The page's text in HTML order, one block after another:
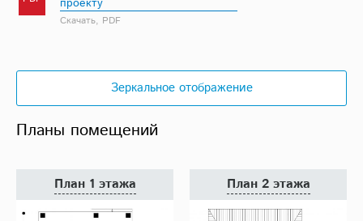
Скачать, PDF
Планы помещений
Зеркальное отображение
План 1 этажа План 2 этажа